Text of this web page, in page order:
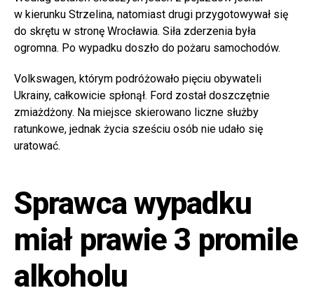
w kierunku Strzelina, natomiast drugi przygotowywał się
do skrętu w stronę Wrocławia. Siła zderzenia była
ogromna. Po wypadku doszło do pożaru samochodów.
Volkswagen, którym podróżowało pięciu obywateli
Ukrainy, całkowicie spłonął. Ford został doszczętnie
zmiażdżony. Na miejsce skierowano liczne służby
ratunkowe, jednak życia sześciu osób nie udało się
uratować.
Sprawca wypadku
miał prawie 3 promile
alkoholu